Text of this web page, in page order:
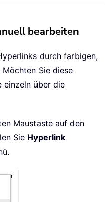
bearbeiten
durch farbigen,
Sie diese
einzeln über die
Maustaste auf den
Sie Hyperlink